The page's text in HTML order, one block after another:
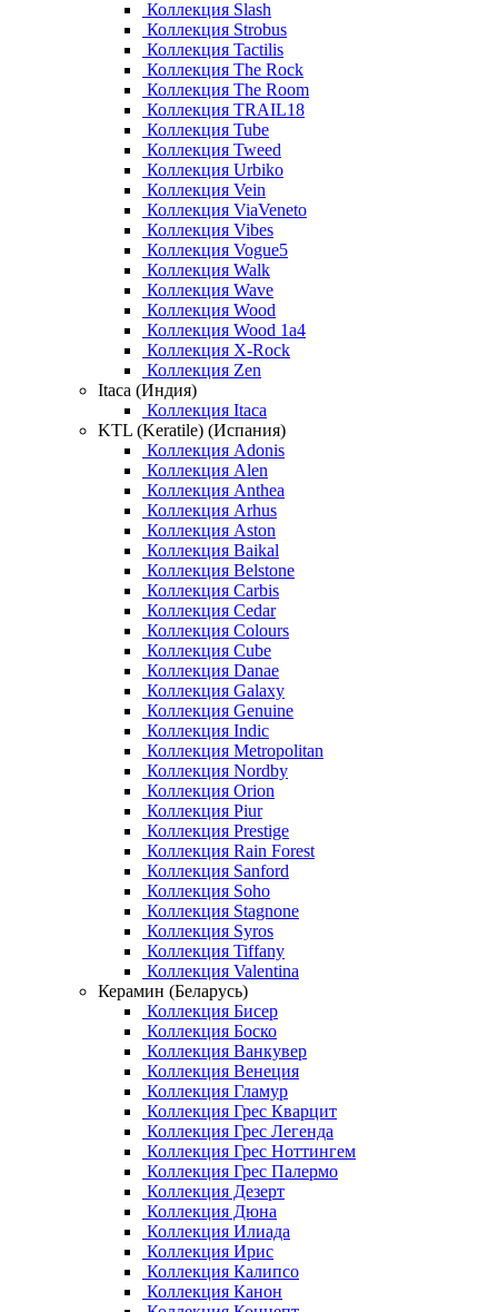
Коллекция Slash
Коллекция Strobus
Коллекция Tactilis
Коллекция The Rock
Коллекция The Room
Коллекция TRAIL18
Коллекция Tube
Коллекция Tweed
Коллекция Urbiko
Коллекция Vein
Коллекция ViaVeneto
Коллекция Vibes
Коллекция Vogue5
Коллекция Walk
Коллекция Wave
Коллекция Wood
Коллекция Wood 1a4
Коллекция X-Rock
Коллекция Zen
Itaca (Индия)
Коллекция Itaca
KTL (Keratile) (Испания)
Коллекция Adonis
Коллекция Alen
Коллекция Anthea
Коллекция Arhus
Коллекция Aston
Коллекция Baikal
Коллекция Belstone
Коллекция Carbis
Коллекция Cedar
Коллекция Colours
Коллекция Cube
Коллекция Danae
Коллекция Galaxy
Коллекция Genuine
Коллекция Indic
Коллекция Metropolitan
Коллекция Nordby
Коллекция Orion
Коллекция Piur
Коллекция Prestige
Коллекция Rain Forest
Коллекция Sanford
Коллекция Soho
Коллекция Stagnone
Коллекция Syros
Коллекция Tiffany
Коллекция Valentina
Керамин (Беларусь)
Коллекция Бисер
Коллекция Боско
Коллекция Ванкувер
Коллекция Венеция
Коллекция Гламур
Коллекция Грес Кварцит
Коллекция Грес Легенда
Коллекция Грес Ноттингем
Коллекция Грес Палермо
Коллекция Дезерт
Коллекция Дюна
Коллекция Илиада
Коллекция Ирис
Коллекция Калипсо
Коллекция Канон